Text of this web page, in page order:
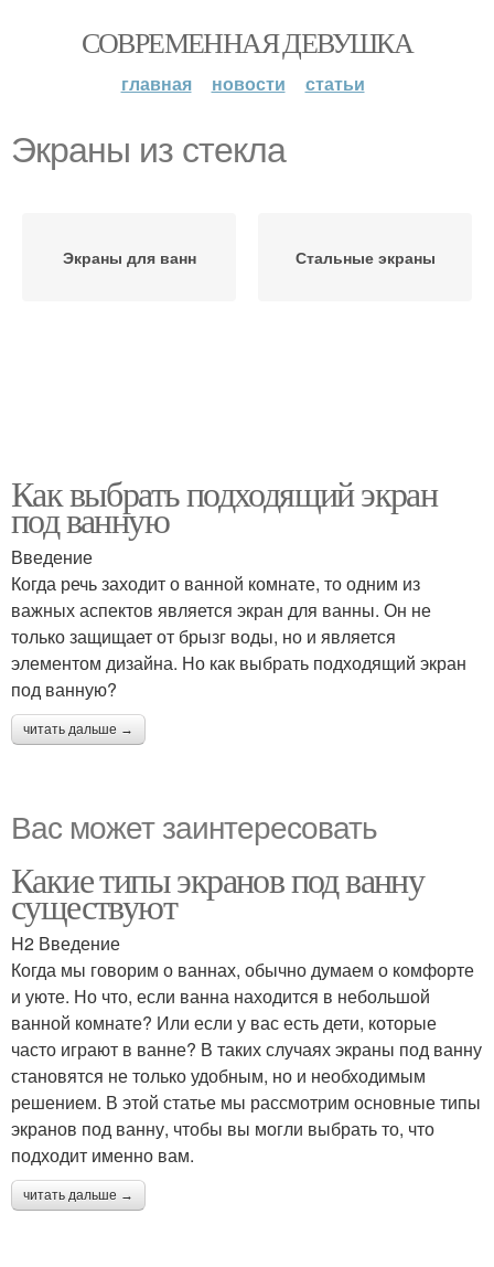
СОВРЕМЕННАЯ ДЕВУШКА
главная новости статьи
Экраны из стекла
Экраны для ванн Стальные экраны
Как выбрать подходящий экран
под ванную
Введение
Когда речь заходит о ванной комнате, то одним из
важных аспектов является экран для ванны. Он не
только защищает от брызг воды, но и является
элементом дизайна. Но как выбрать подходящий экран
под ванную?
читать дальше →
Вас может заинтересовать
Какие типы экранов под ванну
существуют
H2 Введение
Когда мы говорим о ваннах, обычно думаем о комфорте
и уюте. Но что, если ванна находится в небольшой
ванной комнате? Или если у вас есть дети, которые
часто играют в ванне? В таких случаях экраны под ванну
становятся не только удобным, но и необходимым
решением. В этой статье мы рассмотрим основные типы
экранов под ванну, чтобы вы могли выбрать то, что
подходит именно вам.
читать дальше →